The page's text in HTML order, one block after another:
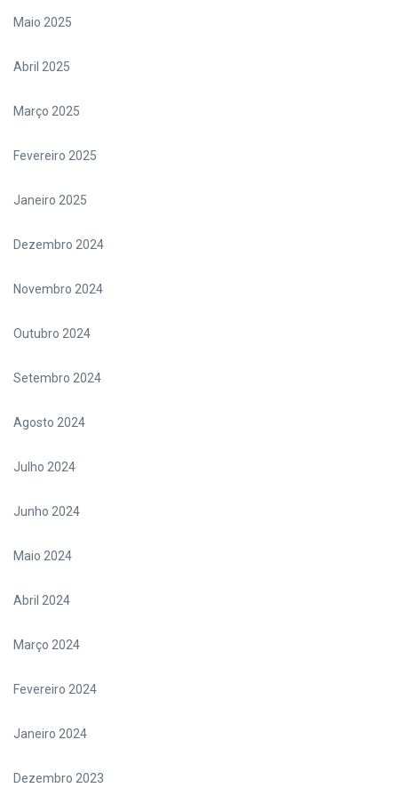
Maio 2025
Abril 2025
Março 2025
Fevereiro 2025
Janeiro 2025
Dezembro 2024
Novembro 2024
Outubro 2024
Setembro 2024
Agosto 2024
Julho 2024
Junho 2024
Maio 2024
Abril 2024
Março 2024
Fevereiro 2024
Janeiro 2024
Dezembro 2023